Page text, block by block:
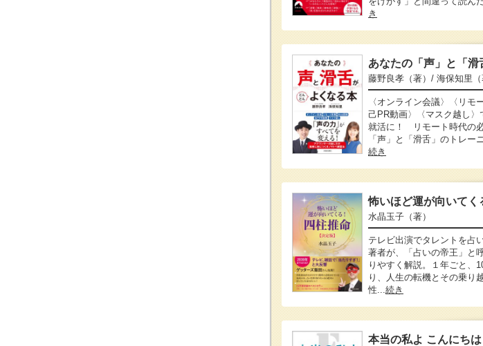
き
あなたの「声」と「
藤野良孝 （著） / 海保知里
〈オンライン会議〉〈リモ
己PR動画〉〈マスク越し〉
就活に！ リモート時代の
「声」と「滑舌」のトレー
続き
怖いほど運が向いてく
水晶玉子 （著）
テレビ出演でタレントを占
著者が、「占いの帝王」と
りやすく解説。１年ごと、
り、人生の転機とその乗り
性... 続き
本当の私よ こんにちは